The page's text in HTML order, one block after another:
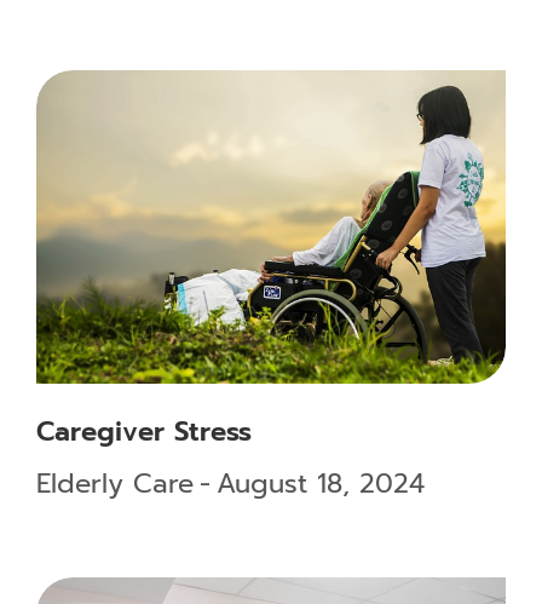
Caregiver Stress
Elderly Care
August 18, 2024